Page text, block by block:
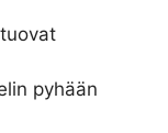
pyhään